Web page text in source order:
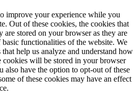
improve your experience while you
Out of these cookies, the cookies that
are stored on your browser as they are
functionalities of the website. We
help us analyze and understand how
cookies will be stored in your browser
also have the option to opt-out of these
of these cookies may have an effect